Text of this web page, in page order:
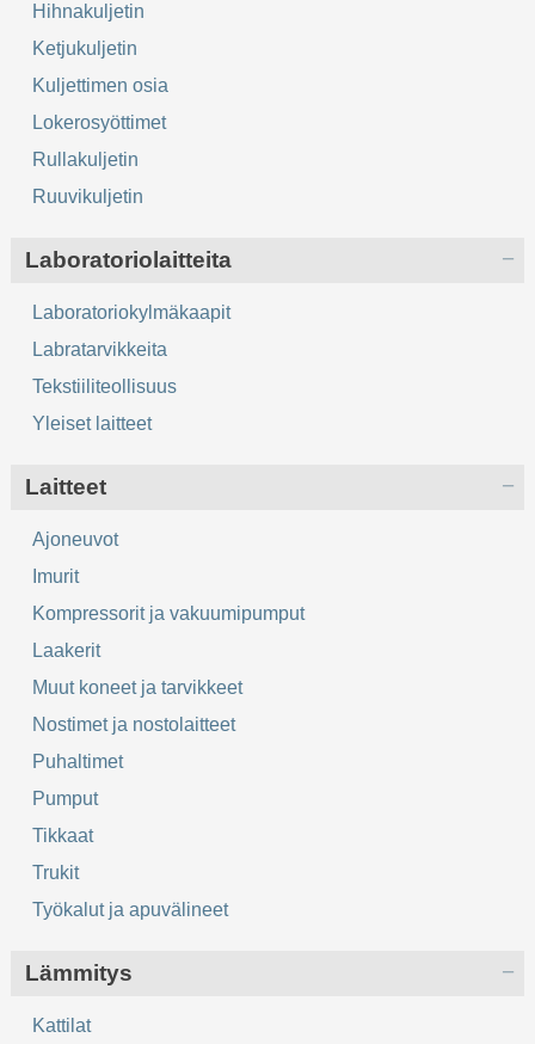
Hihnakuljetin
Ketjukuljetin
Kuljettimen osia
Lokerosyöttimet
Rullakuljetin
Ruuvikuljetin
Laboratoriolaitteita
Laboratoriokylmäkaapit
Labratarvikkeita
Tekstiiliteollisuus
Yleiset laitteet
Laitteet
Ajoneuvot
Imurit
Kompressorit ja vakuumipumput
Laakerit
Muut koneet ja tarvikkeet
Nostimet ja nostolaitteet
Puhaltimet
Pumput
Tikkaat
Trukit
Työkalut ja apuvälineet
Lämmitys
Kattilat